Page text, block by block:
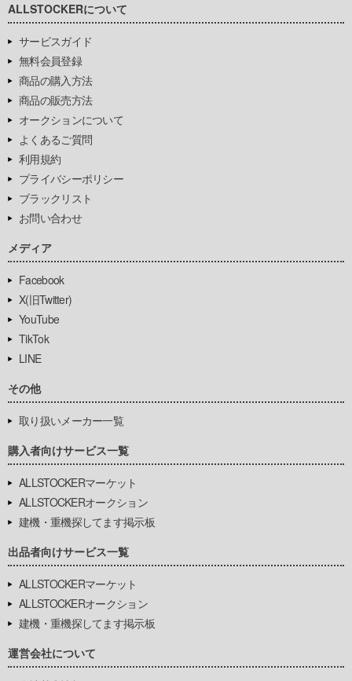
ALLSTOCKERについて
サービスガイド
無料会員登録
商品の購入方法
商品の販売方法
オークションについて
よくあるご質問
利用規約
プライバシーポリシー
ブラックリスト
お問い合わせ
メディア
Facebook
X(旧Twitter)
YouTube
TikTok
LINE
その他
取り扱いメーカー一覧
購入者向けサービス一覧
ALLSTOCKERマーケット
ALLSTOCKERオークション
建機・重機探してます掲示板
出品者向けサービス一覧
ALLSTOCKERマーケット
ALLSTOCKERオークション
建機・重機探してます掲示板
運営会社について